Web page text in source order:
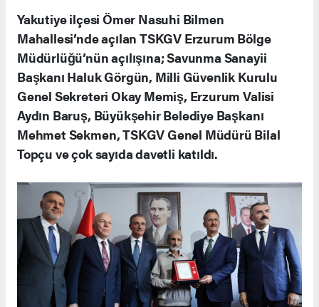
Yakutiye ilçesi Ömer Nasuhi Bilmen
Mahallesi’nde açılan TSKGV Erzurum Bölge
Müdürlüğü’nün açılışına; Savunma Sanayii
Başkanı Haluk Görgün, Milli Güvenlik Kurulu
Genel Sekreteri Okay Memiş, Erzurum Valisi
Aydın Baruş, Büyükşehir Belediye Başkanı
Mehmet Sekmen, TSKGV Genel Müdürü Bilal
Topçu ve çok sayıda davetli katıldı.